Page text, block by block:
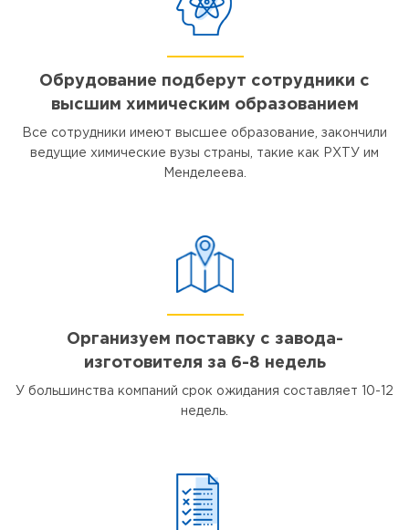
Обрудование подберут сотрудники с
высшим химическим образованием
Все сотрудники имеют высшее образование, закончили
ведущие химические вузы страны, такие как РХТУ им
Менделеева.
Организуем поставку с завода-
изготовителя за 6-8 недель
У большинства компаний срок ожидания составляет 10-12
недель.